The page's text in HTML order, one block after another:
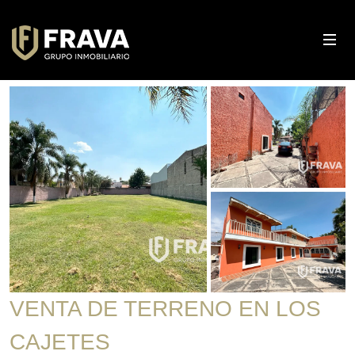
VENTA DE TERRENO EN LOS
CAJETES